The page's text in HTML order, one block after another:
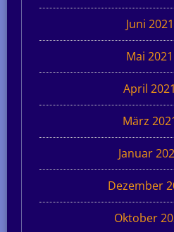
Juni 2021
Mai 2021
April 2021
März
Januar
Dezember
Oktober